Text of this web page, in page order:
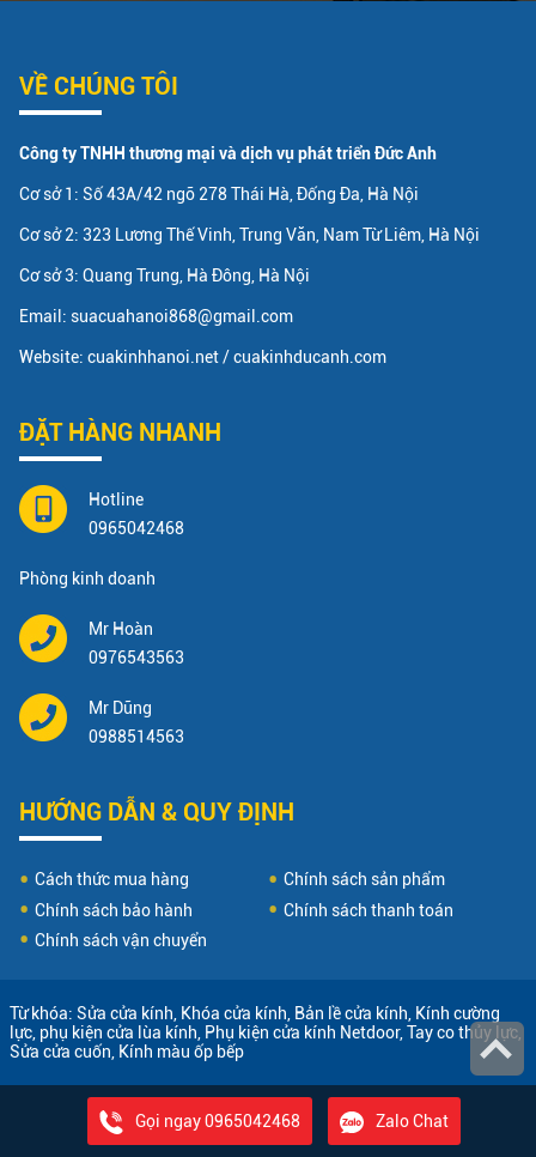
VỀ CHÚNG TÔI
Công ty TNHH thương mại và dịch vụ phát triển Đức Anh
Cơ sở 1: Số 43A/42 ngõ 278 Thái Hà, Đống Đa, Hà Nội
Cơ sở 2: 323 Lương Thế Vinh, Trung Văn, Nam Từ Liêm, Hà Nội
Cơ sở 3: Quang Trung, Hà Đông, Hà Nội
Email: suacuahanoi868@gmail.com
Website: cuakinhhanoi.net / cuakinhducanh.com
ĐẶT HÀNG NHANH
Hotline
0965042468
Phòng kinh doanh
Mr Hoàn
0976543563
Mr Dũng
0988514563
HƯỚNG DẪN & QUY ĐỊNH
Cách thức mua hàng
Chính sách sản phẩm
Chính sách bảo hành
Chính sách thanh toán
Chính sách vận chuyển
Từ khóa: Sửa cửa kính, Khóa cửa kính, Bản lề cửa kính, Kính cường
lực, phụ kiện cửa lùa kính, Phụ kiện cửa kính Netdoor,Tay co thủy lực,
Sửa cửa cuốn, Kính màu ốp bếp
Gọi ngay 0965042468 Zalo Chat